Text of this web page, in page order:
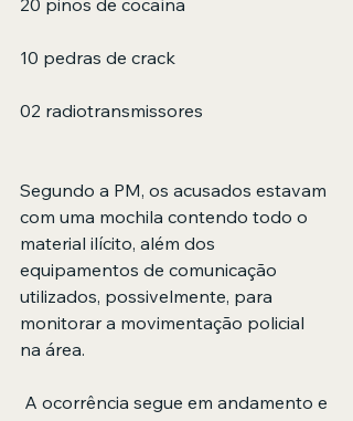
20 pinos de cocaína
10 pedras de crack
02 radiotransmissores
Segundo a PM, os acusados estavam
com uma mochila contendo todo o
material ilícito, além dos
equipamentos de comunicação
utilizados, possivelmente, para
monitorar a movimentação policial
na área.